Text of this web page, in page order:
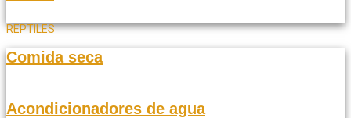
REPTILES
Comida seca
Acondicionadores de agua